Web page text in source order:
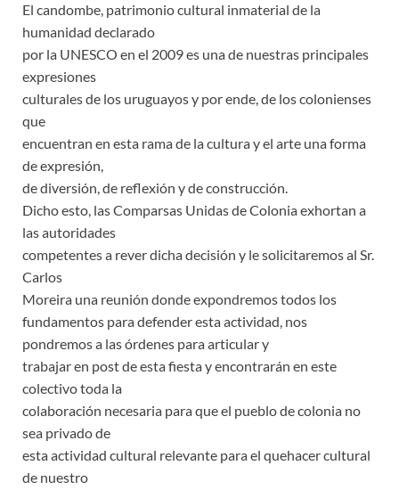
El candombe, patrimonio cultural inmaterial de la
humanidad declarado
por la UNESCO en el 2009 es una de nuestras principales
expresiones
culturales de los uruguayos y por ende, de los colonienses
que
encuentran en esta rama de la cultura y el arte una forma
de expresión,
de diversión, de reflexión y de construcción.
Dicho esto, las Comparsas Unidas de Colonia exhortan a
las autoridades
competentes a rever dicha decisión y le solicitaremos al Sr.
Carlos
Moreira una reunión donde expondremos todos los
fundamentos para defender esta actividad, nos
pondremos a las órdenes para articular y
trabajar en post de esta fiesta y encontrarán en este
colectivo toda la
colaboración necesaria para que el pueblo de colonia no
sea privado de
esta actividad cultural relevante para el quehacer cultural
de nuestro